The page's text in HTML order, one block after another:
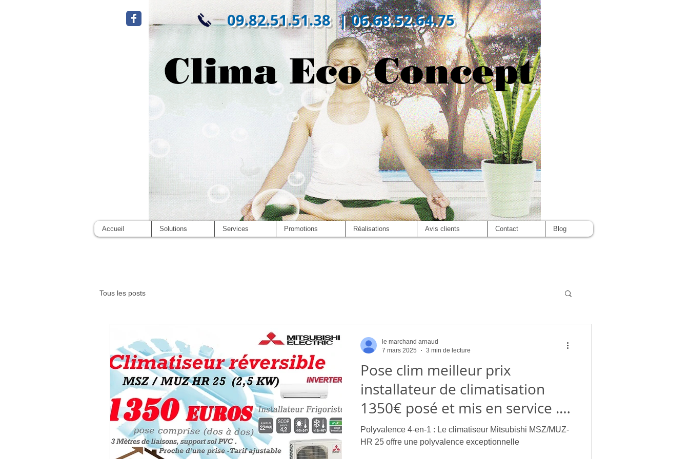
09.82.51.51.38 | 06.68.52.64.75
Clima Eco Concept
Accueil Solutions Services Promotions Réalisations Avis clients Contact Blog
Tous les posts
Pose clim meilleur prix
installateur de climatisation
1350€ posé et mis en service .
Offre Exceptionnelle :
Installation du Climatiseur
Polyvalence 4-en-1 : Le climatiseur Mitsubishi MSZ/MUZ-
HR 25 offre une polyvalence exceptionnelle
le marchand arnaud
7 mars 2025
3 min de lecture